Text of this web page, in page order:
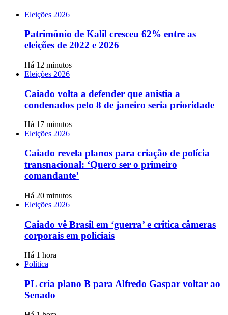
Eleições 2026
Patrimônio de Kalil cresceu 62% entre as
eleições de 2022 e 2026
Há 12 minutos
Eleições 2026
Caiado volta a defender que anistia a
condenados pelo 8 de janeiro seria prioridade
Há 17 minutos
Eleições 2026
Caiado revela planos para criação de polícia
transnacional: ‘Quero ser o primeiro
comandante’
Há 20 minutos
Eleições 2026
Caiado vê Brasil em ‘guerra’ e critica câmeras
corporais em policiais
Há 1 hora
Política
PL cria plano B para Alfredo Gaspar voltar ao
Senado